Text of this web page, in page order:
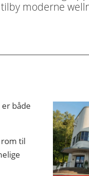
moderne
både
til